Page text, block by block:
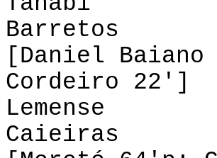
[Daniel
Cordeiro 22']
Caieiras